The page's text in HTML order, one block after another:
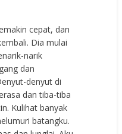
cepat, dan
Dia mulai
narik
dan
denyut di
dan tiba-tiba
Kulihat banyak
batangku.